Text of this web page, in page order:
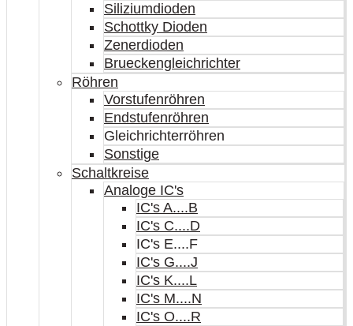
Siliziumdioden
Schottky Dioden
Zenerdioden
Brueckengleichrichter
Röhren
Vorstufenröhren
Endstufenröhren
Gleichrichterröhren
Sonstige
Schaltkreise
Analoge IC's
IC's A....B
IC's C....D
IC's E....F
IC's G....J
IC's K....L
IC's M....N
IC's O....R